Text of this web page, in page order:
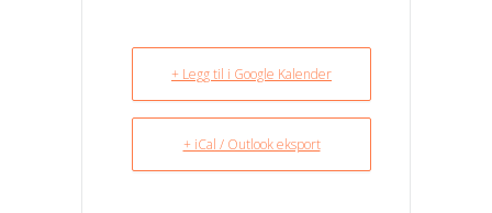
+ Legg til i Google Kalender
+ iCal / Outlook eksport